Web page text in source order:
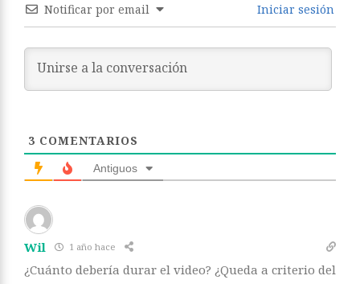
Notificar por email Iniciar sesión
3 COMENTARIOS
Antiguos
Wil 1 año hace
¿Cuánto debería durar el video? ¿Queda a criterio del